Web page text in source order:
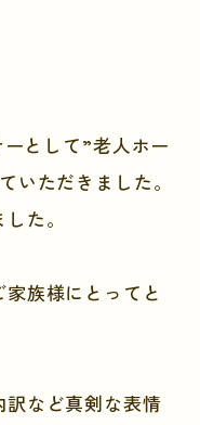
として”老人ホー
いただきました。
た。
族様にとってと
など真剣な表情